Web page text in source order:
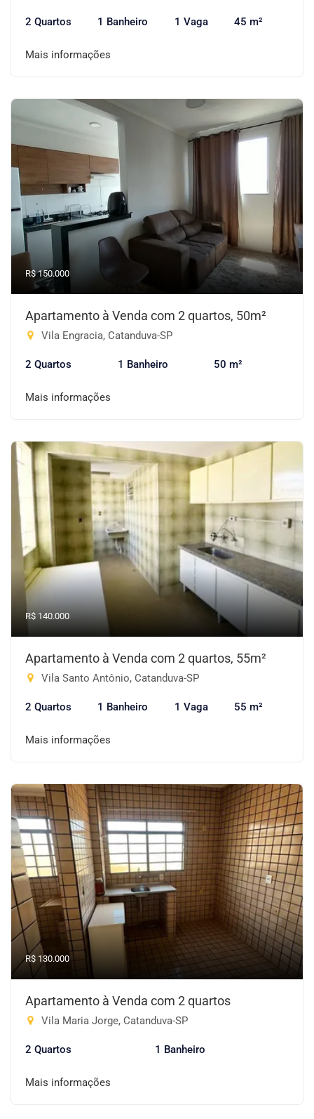
2 Quartos 1 Banheiro 1 Vaga 45 m²
Mais informações
R$ 150.000
Apartamento à Venda com 2 quartos, 50m²
Vila Engracia, Catanduva-SP
2 Quartos 1 Banheiro 50 m²
Mais informações
R$ 140.000
Apartamento à Venda com 2 quartos, 55m²
Vila Santo Antônio, Catanduva-SP
2 Quartos 1 Banheiro 1 Vaga 55 m²
Mais informações
R$ 130.000
Apartamento à Venda com 2 quartos
Vila Maria Jorge, Catanduva-SP
2 Quartos 1 Banheiro
Mais informações